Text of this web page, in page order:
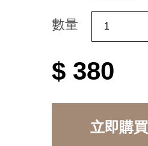
數量
$ 380
立即購買